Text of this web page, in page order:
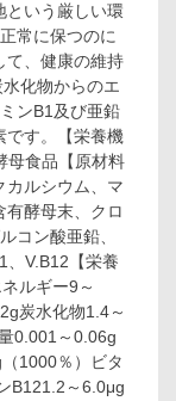
という厳しい環
常に保つのに
て、健康の維持
化物からのエ
ンB1及び亜鉛
です。【栄養機
母食品【原材料
カルシウム、マ
有酵母末、クロ
コン酸亜鉛、
、V.B12【栄養
ルギー9～
炭水化物1.4～
0.001～0.06g
1000％）ビタ
B121.2～6.0μg